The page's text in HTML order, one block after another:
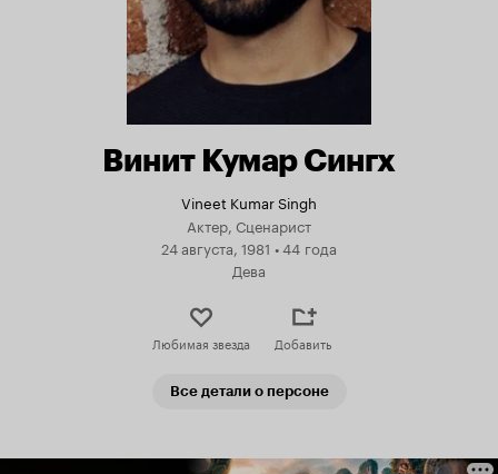
Винит Кумар Сингх
Vineet Kumar Singh
Актер, Сценарист
24 августа, 1981 •44 года
Дева
Любимая звезда Добавить
Все детали о персоне